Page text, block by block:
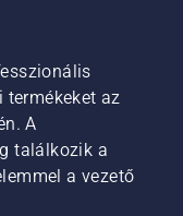
termékeket az
A
találkozik a
a vezető